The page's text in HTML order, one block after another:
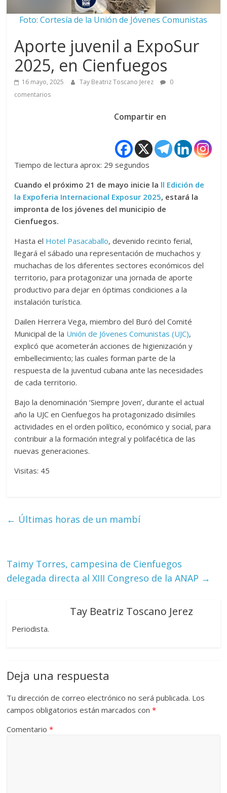
Foto: Cortesía de la Unión de Jóvenes Comunistas
Aporte juvenil a ExpoSur
2025, en Cienfuegos
16 mayo, 2025 Tay Beatriz Toscano Jerez
0
comentarios
Compartir en
Tiempo de lectura aprox: 29 segundos
Cuando el próximo 21 de mayo inicie la ll Edición de
la Expoferia Internacional Exposur 2025, estará la
impronta de los jóvenes del municipio de
Cienfuegos.
Hasta el Hotel Pasacaballo, devenido recinto ferial,
llegará el sábado una representación de muchachos y
muchachas de los diferentes sectores económicos del
territorio, para protagonizar una jornada de aporte
productivo para dejar en óptimas condiciones a la
instalación turística.
Dailen Herrera Vega, miembro del Buró del Comité
Municipal de la Unión de Jóvenes Comunistas (UJC),
explicó que acometerán acciones de higienización y
embellecimiento; las cuales forman parte de la
respuesta de la juventud cubana ante las necesidades
de cada territorio.
Bajo la denominación ‘Siempre Joven’, durante el actual
año la UJC en Cienfuegos ha protagonizado disímiles
actividades en el orden político, económico y social, para
contribuir a la formación integral y polifacética de las
nuevas generaciones.
Visitas: 45
← Últimas horas de un mambí
Taimy Torres, campesina de Cienfuegos
delegada directa al XIII Congreso de la ANAP →
Tay Beatriz Toscano Jerez
Periodista.
Deja una respuesta
Tu dirección de correo electrónico no será publicada. Los
campos obligatorios están marcados con*
Comentario*